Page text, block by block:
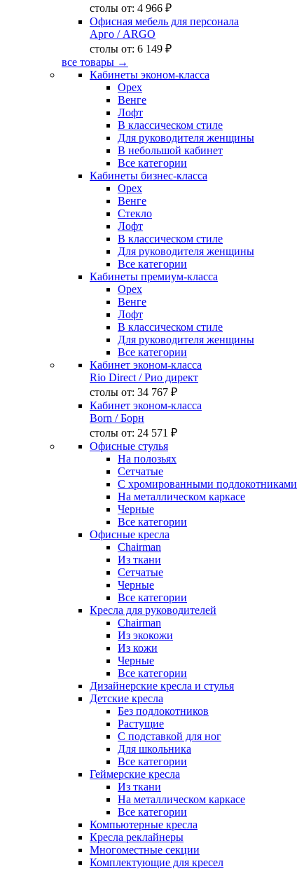
столы от: 4 966 ₽
Офисная мебель для персонала
Арго / ARGO
столы от: 6 149 ₽
все товары →
Кабинеты эконом-класса
Орех
Венге
Лофт
В классическом стиле
Для руководителя женщины
В небольшой кабинет
Все категории
Кабинеты бизнес-класса
Орех
Венге
Стекло
Лофт
В классическом стиле
Для руководителя женщины
Все категории
Кабинеты премиум-класса
Орех
Венге
Лофт
В классическом стиле
Для руководителя женщины
Все категории
Кабинет эконом-класса
Rio Direct / Рио директ
столы от: 34 767 ₽
Кабинет эконом-класса
Born / Борн
столы от: 24 571 ₽
Офисные стулья
На полозьях
Сетчатые
С хромированными подлокотниками
На металлическом каркасе
Черные
Все категории
Офисные кресла
Chairman
Из ткани
Сетчатые
Черные
Все категории
Кресла для руководителей
Chairman
Из экокожи
Из кожи
Черные
Все категории
Дизайнерские кресла и стулья
Детские кресла
Без подлокотников
Растущие
С подставкой для ног
Для школьника
Все категории
Геймерские кресла
Из ткани
На металлическом каркасе
Все категории
Компьютерные кресла
Кресла реклайнеры
Многоместные секции
Комплектующие для кресел